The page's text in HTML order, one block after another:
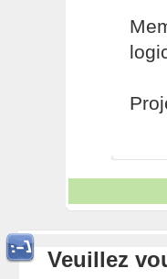
Veuillez